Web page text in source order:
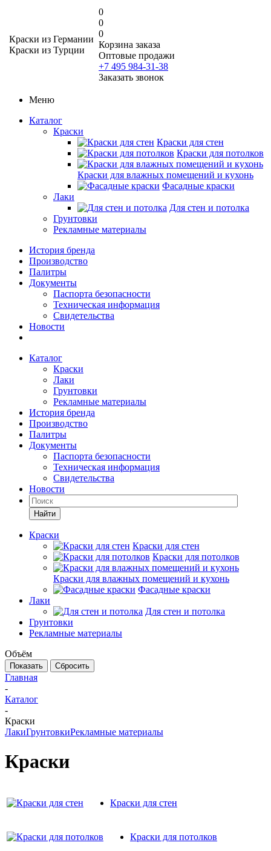
Краски из Германии
Краски из Турции
0
0
0
Корзина заказа
Оптовые продажи
+7 495 984-31-38
Заказать звонок
Меню
Каталог
Краски
Краски для стен
Краски для потолков
Краски для влажных помещений и кухонь
Фасадные краски
Лаки
Для стен и потолка
Грунтовки
Рекламные материалы
История бренда
Производство
Палитры
Документы
Паспорта безопасности
Техническая информация
Свидетельства
Новости
Каталог
Краски
Лаки
Грунтовки
Рекламные материалы
История бренда
Производство
Палитры
Документы
Паспорта безопасности
Техническая информация
Свидетельства
Новости
Найти
Краски
Краски для стен
Краски для потолков
Краски для влажных помещений и кухонь
Фасадные краски
Лаки
Для стен и потолка
Грунтовки
Рекламные материалы
Объём
Сбросить
Главная
-
Каталог
-
Краски
ЛакиГрунтовкиРекламные материалы
Краски
Краски для стен
Краски для потолков